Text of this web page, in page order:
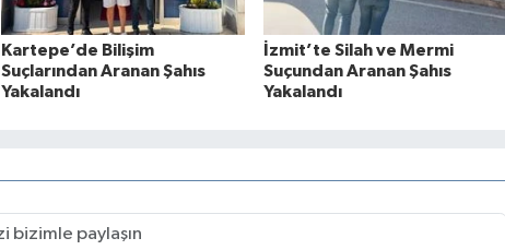
Kartepe’de Bilişim
Suçlarından Aranan Şahıs
Yakalandı
İzmit’te Silah ve Mermi
Suçundan Aranan Şahıs
Yakalandı